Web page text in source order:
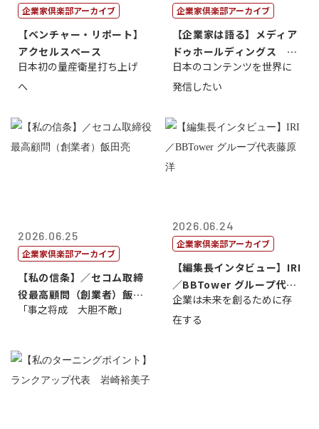
企業家倶楽部アーカイブ
【ベンチャー・リポート】
アクセルスペース
日本初の量産衛星打ち上げ
へ
企業家倶楽部アーカイブ
【企業家は語る】メディア
ドゥホールディングス 代
表取締役社長...
日本のコンテンツを世界に
発信したい
2026.06.25
企業家倶楽部アーカイブ
【私の信条】／セコム取締
役最高顧問（創業者）飯田
亮
「事之将成 大胆不敵」
2026.06.24
企業家倶楽部アーカイブ
【編集長インタビュー】IRI
／BBTower グループ代表
藤...
企業は未来を創るために存
在する